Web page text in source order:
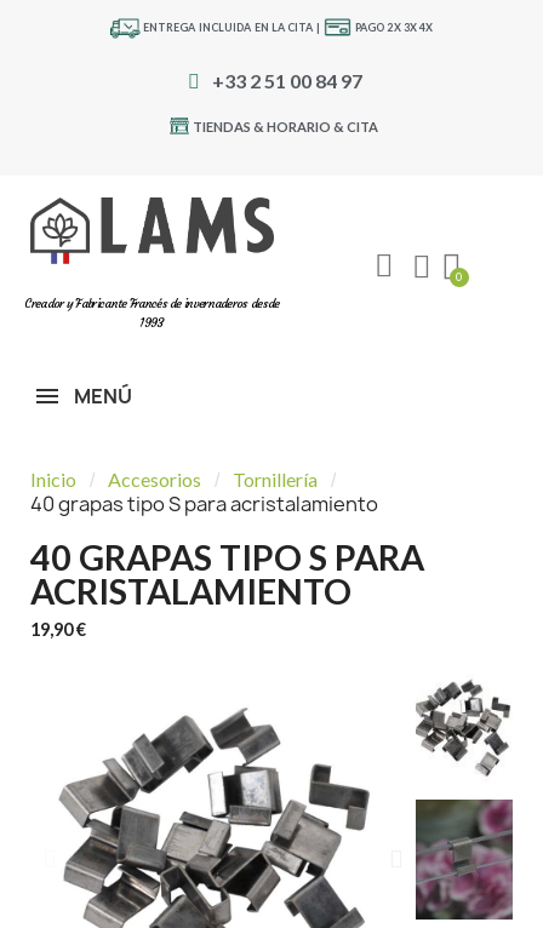
ENTREGA INCLUIDA EN LA CITA | PAGO 2X 3X 4X
+33 2 51 00 84 97
TIENDAS & HORARIO & CITA
Creador y Fabricante Francés de invernaderos desde
1993
MENÚ
Inicio Accesorios Tornillería
40 grapas tipo S para acristalamiento
40 GRAPAS TIPO S PARA
ACRISTALAMIENTO
19,90 €